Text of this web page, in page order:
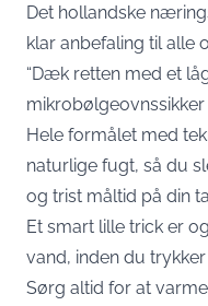
Det hollandske
klar anbefaling til alle
“Dæk retten med et
mikrobølgeovnssikker
Hele formålet med
naturlige fugt, så du
og trist måltid på din
Et smart lille trick er
vand, inden du trykker
Sørg altid for at